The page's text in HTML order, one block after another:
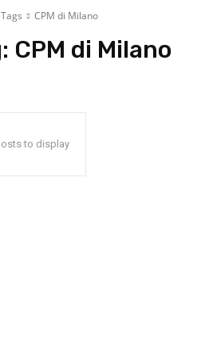
Tags CPM di Milano
CPM di Milano
to display